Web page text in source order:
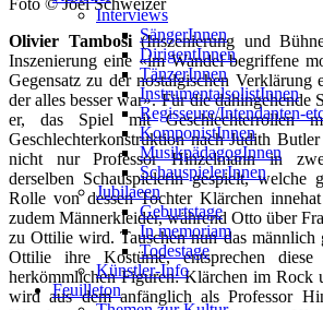
Interviews
SängerInnen
DirigentInnen
TänzerInnen
InstrumentalsolistInnen
Regisseure/Intendanten-
KomponistInnen
MusikpädagogInnen
SchauspielerInnen
Jubilaeen
Geburtstage
In memoriam
Todestage
Künstler-Info
Feuilleton
Olivier Tambosi(Inszenierung und
Inszenierung eine «im Wandel begriffene
Gegensatz zu der nostalgischen Verklärung
der alles besser war». Für die dahingehende
er, das Spiel mit Geschlechterrollen
Geschlechterkonstruktion nach Judith
nicht nur Professor Hinzelmann in
derselben Schauspielerin gespielt, welche
Rolle von dessen Tochter Klärchen
zudem Männerkleider, während Otto über
zu Ottilie wird. Tauschen nun das männlich
Ottilie ihre Kostüme, entsprechen
herkömmlichen Figuren: Klärchen im Rock
wird aus dem anfänglich als Professor